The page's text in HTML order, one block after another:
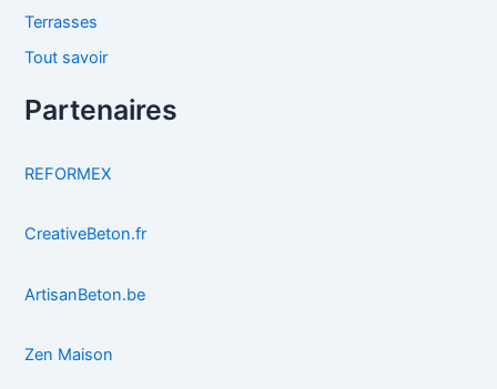
Terrasses
Tout savoir
Partenaires
REFORMEX
CreativeBeton.fr
ArtisanBeton.be
Zen Maison